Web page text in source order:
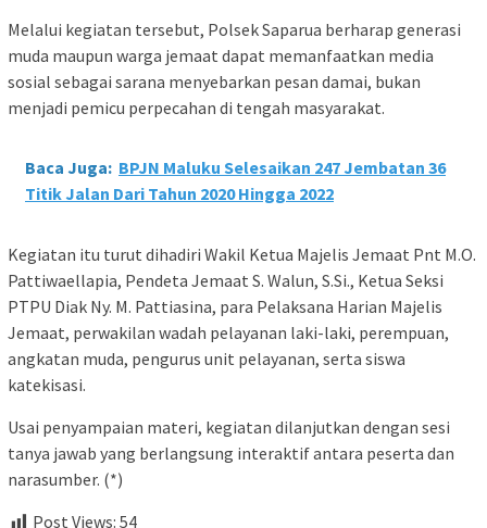
Melalui kegiatan tersebut, Polsek Saparua berharap generasi
muda maupun warga jemaat dapat memanfaatkan media
sosial sebagai sarana menyebarkan pesan damai, bukan
menjadi pemicu perpecahan di tengah masyarakat.
Baca Juga: BPJN Maluku Selesaikan 247 Jembatan 36
Titik Jalan Dari Tahun 2020 Hingga 2022
Kegiatan itu turut dihadiri Wakil Ketua Majelis Jemaat Pnt M.O.
Pattiwaellapia, Pendeta Jemaat S. Walun, S.Si., Ketua Seksi
PTPU Diak Ny. M. Pattiasina, para Pelaksana Harian Majelis
Jemaat, perwakilan wadah pelayanan laki-laki, perempuan,
angkatan muda, pengurus unit pelayanan, serta siswa
katekisasi.
Usai penyampaian materi, kegiatan dilanjutkan dengan sesi
tanya jawab yang berlangsung interaktif antara peserta dan
narasumber. (*)
Post Views: 54